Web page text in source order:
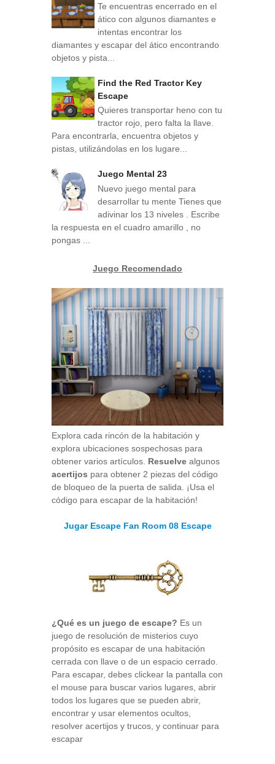
Te encuentras encerrado en el
ático con algunos diamantes e
intentas encontrar los
diamantes y escapar del ático encontrando
objetos y pista...
Find the Red Tractor Key
Escape
Quieres transportar heno con tu
tractor rojo, pero falta la llave.
Para encontrarla, encuentra objetos y
pistas, utilizándolas en los lugare...
Juego Mental 23
Nuevo juego mental para
desarrollar tu mente Tienes que
adivinar los 13 niveles . Escribe
la respuesta en el cuadro amarillo , no
pongas ...
Juego Recomendado
Explora cada rincón de la habitación y
explora ubicaciones sospechosas para
obtener varios artículos. Resuelve algunos
acertijos para obtener 2 piezas del código
de bloqueo de la puerta de salida. ¡Usa el
código para escapar de la habitación!
Jugar Escape Fan Room 08 Escape
¿Qué es un juego de escape? Es un
juego de resolución de misterios cuyo
propósito es escapar de una habitación
cerrada con llave o de un espacio cerrado.
Para escapar, debes clickear la pantalla con
el mouse para buscar varios lugares, abrir
todos los lugares que se pueden abrir,
encontrar y usar elementos ocultos,
resolver acertijos y trucos, y continuar para
escapar